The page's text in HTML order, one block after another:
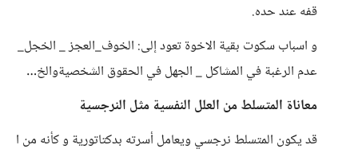
قفه عند حده.
و اسباب سكوت بقية الاخوة تعود إلى: الخوف_العجز _ الخجل_
عدم الرغبة في المشاكل _ الجهل في الحقوق الشخصيةوالخ…
معاناة المتسلط من العلل النفسية مثل النرجسية
قد يكون المتسلط نرجسي ويعامل أسرته بدكتاتورية و كأنه من ا